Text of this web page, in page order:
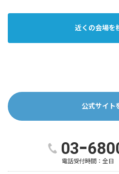
近くの会場を
公式サイト
03ｰ
電話受付時間： 全日